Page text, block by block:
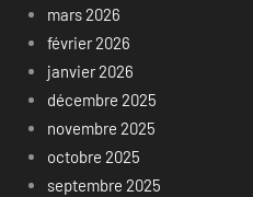
mars 2026
février 2026
janvier 2026
décembre 2025
novembre 2025
octobre 2025
septembre 2025